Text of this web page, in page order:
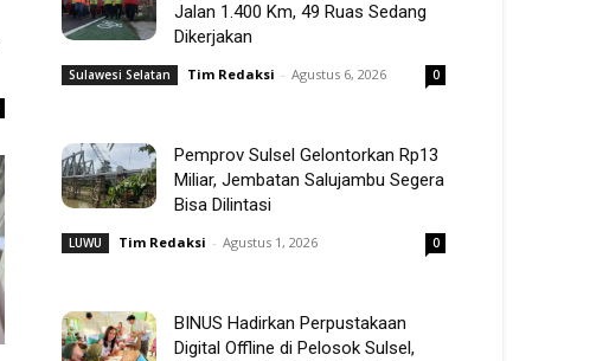
Jalan 1.400 Km, 49 Ruas Sedang
Dikerjakan
Sulawesi Selatan Tim Redaksi - Agustus 6, 2026 0
Pemprov Sulsel Gelontorkan Rp13
Miliar, Jembatan Salujambu Segera
Bisa Dilintasi
LUWU Tim Redaksi - Agustus 1, 2026 0
BINUS Hadirkan Perpustakaan
Digital Offline di Pelosok Sulsel,